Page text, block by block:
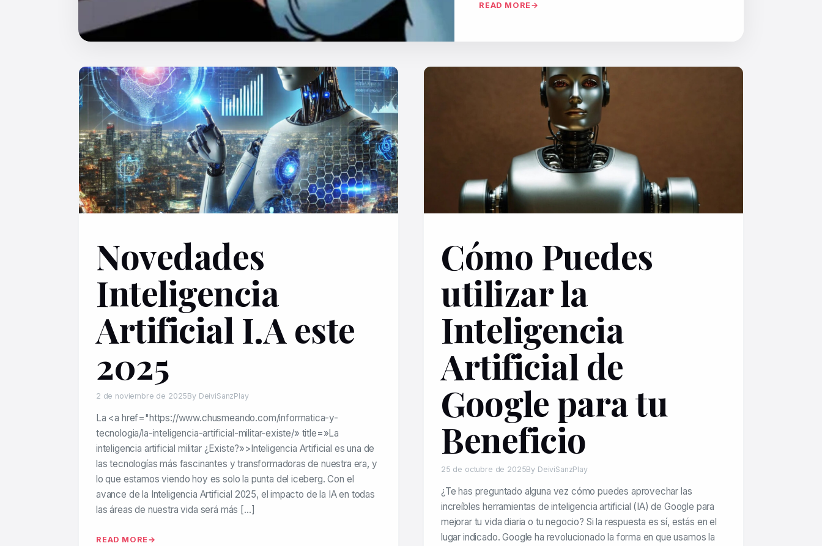
READ MORE
Novedades
Inteligencia
Artificial I.A este
2025
2 de noviembre de 2025By DeiviSanzPlay
La <a href="https://www.chusmeando.com/informatica-y-
tecnologia/la-inteligencia-artificial-militar-existe/» title=»La
inteligencia artificial militar ¿Existe?»>Inteligencia Artificial es una de
las tecnologías más fascinantes y transformadoras de nuestra era, y
lo que estamos viendo hoy es solo la punta del iceberg. Con el
avance de la Inteligencia Artificial 2025, el impacto de la IA en todas
las áreas de nuestra vida será más […]
READ MORE
Cómo Puedes
utilizar la
Inteligencia
Artificial de
Google para tu
Beneficio
25 de octubre de 2025By DeiviSanzPlay
¿Te has preguntado alguna vez cómo puedes aprovechar las
increíbles herramientas de inteligencia artificial (IA) de Google para
mejorar tu vida diaria o tu negocio? Si la respuesta es sí, estás en el
lugar indicado. Google ha revolucionado la forma en que usamos la